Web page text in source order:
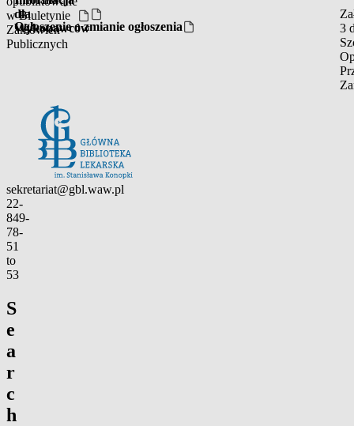
w Biuletynie
Zamówień
Publicznych
dla
Wykonawców
Ogłoszenie o zmianie ogłoszenia
3
Contact
sekretariat@gbl.waw.pl
22-
849-
78-
51
to
53
S
e
a
r
c
h